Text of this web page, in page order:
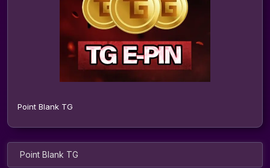
Point Blank TG
Point Blank TG